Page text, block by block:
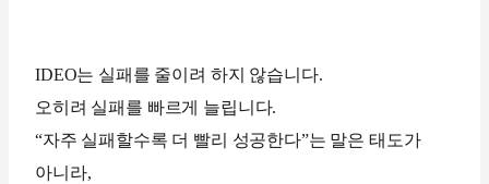
IDEO는 실패를 줄이려 하지 않습니다.
오히려 실패를 빠르게 늘립니다.
“자주 실패할수록 더 빨리 성공한다”는 말은 태도가
아니라,